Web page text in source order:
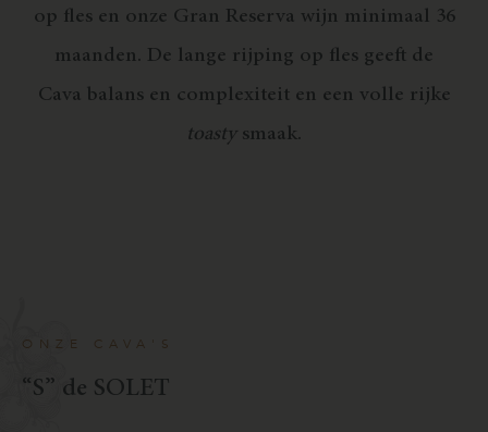
op fles en onze Gran Reserva wijn minimaal 36
maanden. De lange rijping op fles geeft de
Cava balans en complexiteit en een volle rijke
toastysmaak.
ONZE CAVA'S
“S” de SOLET